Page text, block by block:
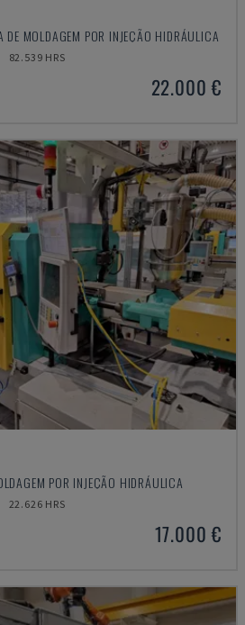
DE MOLDAGEM POR INJEÇÃO HIDRÁULICA
82.539 HRS
22.000 €
POR INJEÇÃO HIDRÁULICA
22.626 HRS
17.000 €